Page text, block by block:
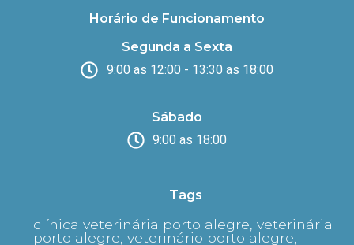
Horário de Funcionamento
Segunda a Sexta
9:00 as 12:00 - 13:30 as 18:00
Sábado
9:00 as 18:00
Tags
clínica veterinária porto alegre, veterinária
porto alegre, veterinário porto alegre,